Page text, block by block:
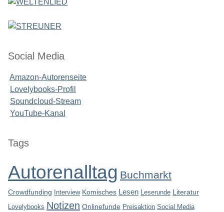
Social Media
Amazon-Autorenseite
Lovelybooks-Profil
Soundcloud-Stream
YouTube-Kanal
Seitenleiste
Tags
Autorenalltag Buchmarkt
Crowdfunding Interview Komisches Lesen Leserunde Literatur
Lovelybooks Notizen Onlinefunde Preisaktion Social Media